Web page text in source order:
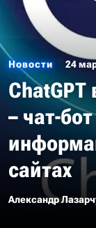
Новости 24
– чат-
сайтах
Александр